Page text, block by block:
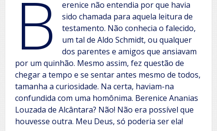
B
erenice não entendia por que havia
sido chamada para aquela leitura de
testamento. Não conhecia o falecido,
um tal de Aldo Schmidt, ou qualquer
dos parentes e amigos que ansiavam
por um quinhão. Mesmo assim, fez questão de
chegar a tempo e se sentar antes mesmo de todos,
tamanha a curiosidade. Na certa, haviam-na
confundida com uma homônima. Berenice Ananias
Louzada de Alcântara? Não! Não era possível que
houvesse outra. Meu Deus, só poderia ser ela!